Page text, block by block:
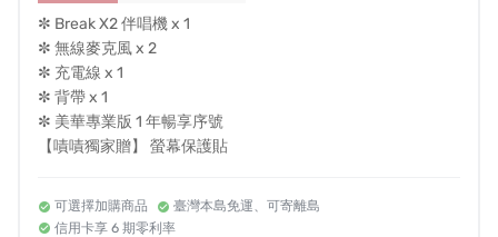
HDMI連接電視
讓聲音來點驚喜，
✼ Break X2 伴唱機 x 1
✼ 無線麥克風 x 2
✼ 充電線 x 1
✼ 背帶 x 1
✼ 美華專業版 1 年暢享序號
【嘖嘖獨家贈】 螢幕保護貼
可選擇加購商品
臺灣本島免運、可寄離島
信用卡享 6 期零利率